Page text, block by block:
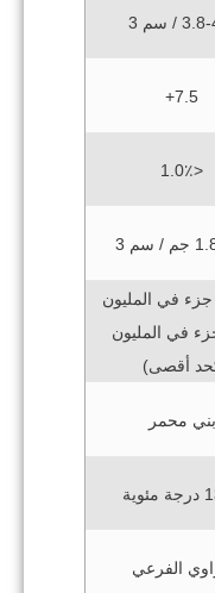
/ سم 3
7.5+
<1.0٪
سم 3
10-15 جزء في المليون
جزء في المليون
أقصى)
بني محمر
الفرعي